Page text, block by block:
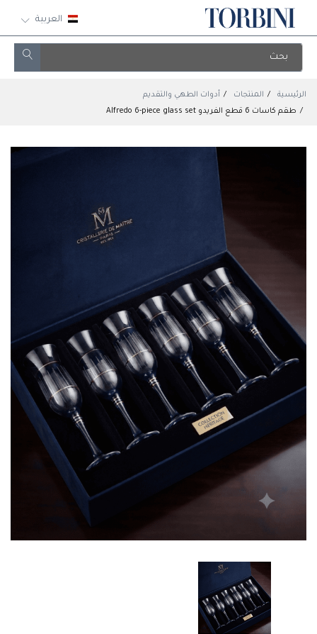
العربية
الرئيسية المنتجات
أدوات الطهي والتقديم
طقم كاسات 6 قطع الفريدو Alfredo 6-piece glass set